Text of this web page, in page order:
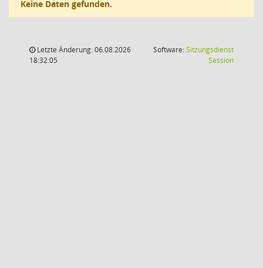
Keine Daten gefunden.
Letzte Änderung: 06.08.2026
18:32:05
Software:Sitzungsdienst
Session(Wird in